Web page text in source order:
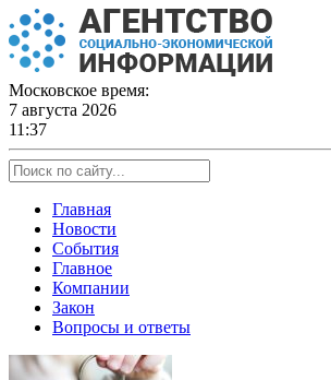
Skip
to
content
Московское время:
7 августа 2026
11:37
Главная
Новости
События
Главное
Компании
Закон
Вопросы и ответы